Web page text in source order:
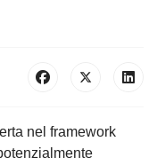
nel framework